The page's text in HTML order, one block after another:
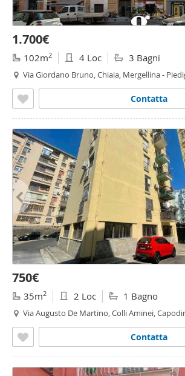
1.700€
102m2 4 Loc 3 Bagni
Via Giordano Bruno, Chiaia, Mergellina -
Contatta
750€
35m2 2 Loc 1 Bagno
Via Augusto De Martino, Colli Aminei,
Contatta